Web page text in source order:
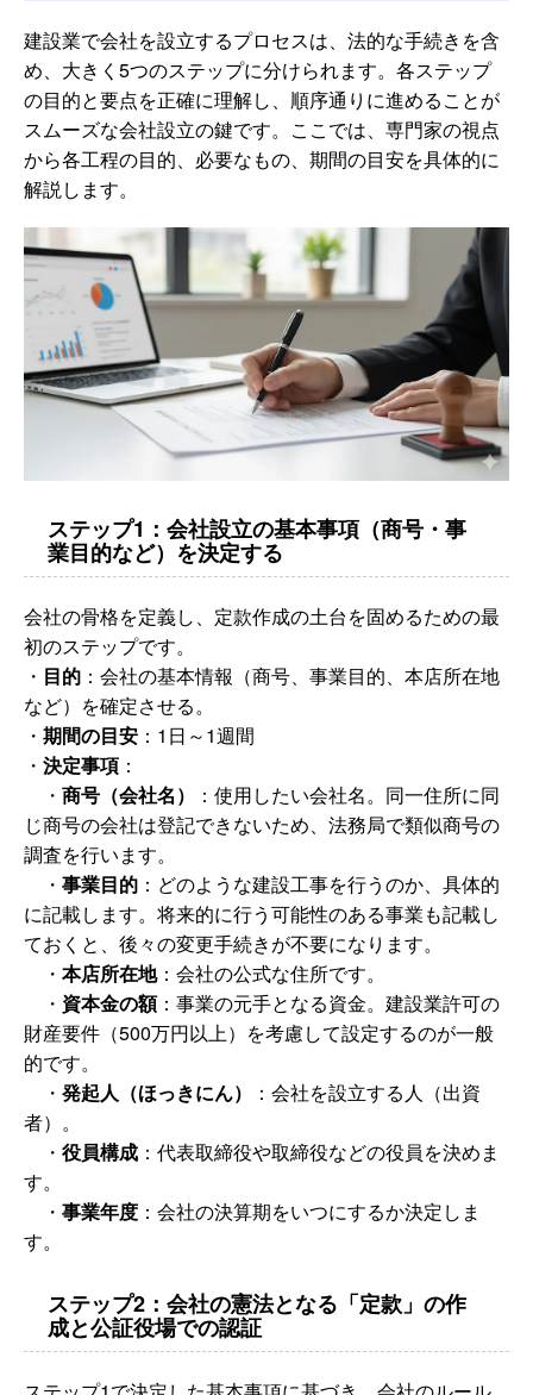
建設業で会社を設立するプロセスは、法的な手続きを含
め、大きく5つのステップに分けられます。各ステップ
の目的と要点を正確に理解し、順序通りに進めることが
スムーズな会社設立の鍵です。ここでは、専門家の視点
から各工程の目的、必要なもの、期間の目安を具体的に
解説します。
ステップ1：会社設立の基本事項（商号・事
業目的など）を決定する
会社の骨格を定義し、定款作成の土台を固めるための最
初のステップです。
・ 目的 ：会社の基本情報（商号、事業目的、本店所在地
など）を確定させる。
・ 期間の目安 ：1日～1週間
・ 決定事項 ：
・ 商号（会社名）
：使用したい会社名。同一住所に同
じ商号の会社は登記できないため、法務局で類似商号の
調査を行います。
・ 事業目的 ：どのような建設工事を行うのか、具体的
に記載します。将来的に行う可能性のある事業も記載し
ておくと、後々の変更手続きが不要になります。
・ 本店所在地：会社の公式な住所です。
・ 資本金の額：事業の元手となる資金。建設業許可の
財産要件（500万円以上）を考慮して設定するのが一般
的です。
・ 発起人（ほっきにん）
：会社を設立する人（出資
者）。
・ 役員構成 ：代表取締役や取締役などの役員を決めま
す。
・ 事業年度 ：会社の決算期をいつにするか決定しま
す。
ステップ2：会社の憲法となる「定款」の作
成と公証役場での認証